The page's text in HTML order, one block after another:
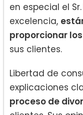
en especial el
excelencia,
proporcionar
sus clientes.
Libertad de
explicaciones
proceso de